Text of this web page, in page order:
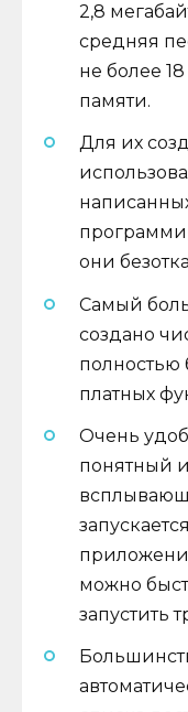
2,8
средняя
не более
памяти.
Для их
они
Самый
создано
полностью
платных
Очень
понятный
можно
запустить